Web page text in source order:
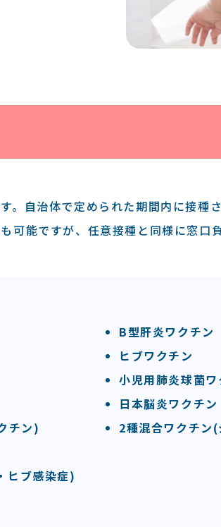
。⾃治体で定められた期間内に接種
能ですが、任意接種と同様に窓⼝
B型肝炎ワクチン
ヒブワクチン
小児用肺炎球菌ワ
日本脳炎ワクチン
チン)
2種混合ワクチ
ヒブ感染症)